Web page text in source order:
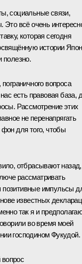
социальные связи,
Это всё очень
которая сегодня
истории
полезно.
вопроса
есть правовая база,
Рассмотрение этих
не перенапрягать
для того, чтобы
отбрасывают назад,
рассматривать
позитивные импульсы
известных
так я и
во время моей
господином Фукудой.